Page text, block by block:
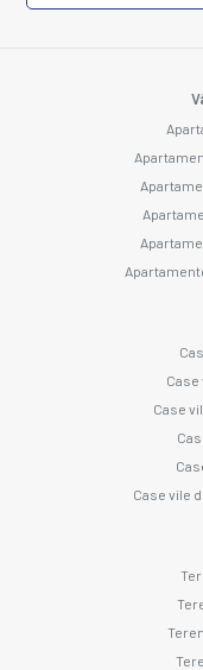
Case
Case vile